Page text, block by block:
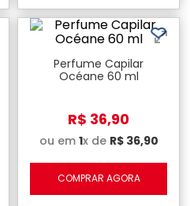
Perfume Capilar
Océane 60 ml
R$ 36,90
ou em 1x de R$ 36,90
COMPRAR AGORA